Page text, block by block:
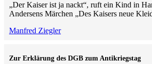
„Der Kaiser ist ja nackt“, ruft ein Kind in
Andersens Märchen „Des Kaisers neue
Manfred Ziegler
Zur Erklärung des DGB zum Antikriegstag